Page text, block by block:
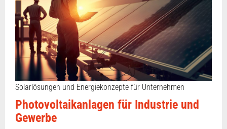
Solarlösungen und Energiekonzepte für Unternehmen
Photovoltaikanlagen für Industrie und
Gewerbe